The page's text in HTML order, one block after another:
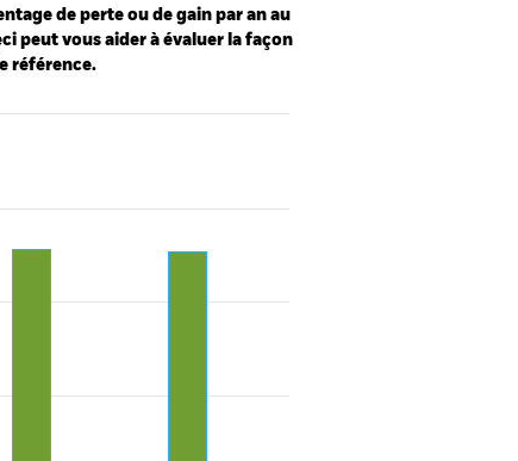
de perte ou de gain par an au
peut vous aider à évaluer la façon
référence.